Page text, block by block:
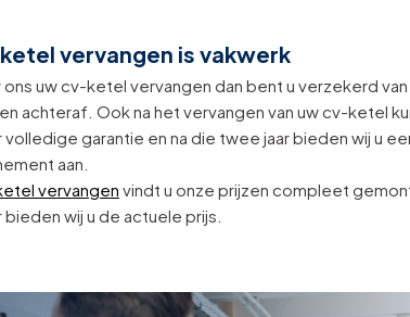
vervangen is vakwerk
ons uw cv-ketel vervangen dan bent u verzekerd
achteraf. Ook na het vervangen van uw cv-ketel
garantie en na die twee jaar bieden wij u
aan.
vervangen vindt u onze prijzen compleet
wij u de actuele prijs.